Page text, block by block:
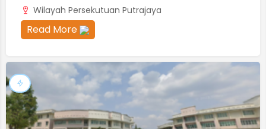
Wilayah Persekutuan Putrajaya
Read More